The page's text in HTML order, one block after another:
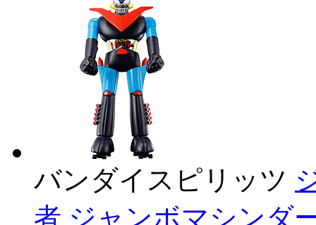
バンダイスピリッツ
者 ジャンボマシンダ